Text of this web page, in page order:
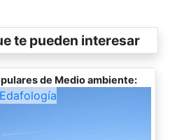
te pueden interesar
de Medio ambiente: